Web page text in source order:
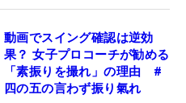
動画でスイング確認は逆効
果？ 女子プロコーチが勧める
「素振りを撮れ」の理由 #
四の五の言わず振り氣れ